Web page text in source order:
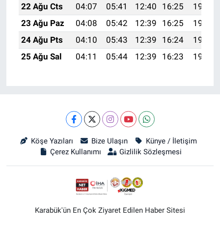
22 Ağu Cts
04:07 05:41 12:40 16:25
19:28
23 Ağu Paz
04:08 05:42 12:39 16:25
19:27
24 Ağu Pts
04:10 05:43 12:39 16:24
19:25
25 Ağu Sal
04:11 05:44 12:39 16:23 19:24
Köşe Yazıları Bize Ulaşın
Künye / İletişim
Çerez Kullanımı
Gizlilik Sözleşmesi
Karabük'ün En Çok Ziyaret Edilen Haber Sitesi